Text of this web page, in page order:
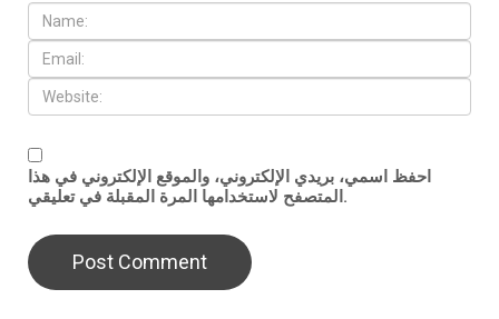
احفظ اسمي، بريدي الإلكتروني، والموقع الإلكتروني في هذا
المتصفح لاستخدامها المرة المقبلة في تعليقي.